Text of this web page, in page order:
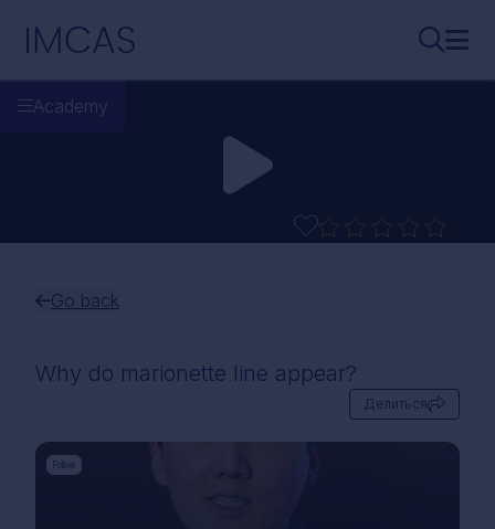
IMCAS
Academy
Go back
Why do marionette line appear?
Делиться
Follow